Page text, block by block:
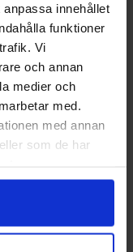
innehållet
funktioner
Vi
och annan
medier och
med.
med annan
som de har
hörn 42686